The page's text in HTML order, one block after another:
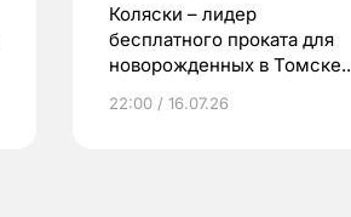
Коляски – лидер
бесплатного проката для
новорожденных в Томске.
22:00 / 16.07.26